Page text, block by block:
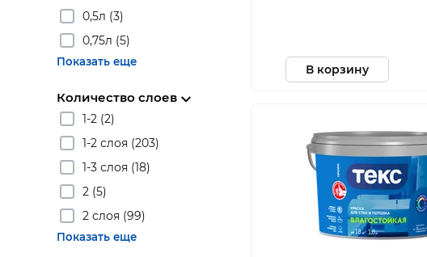
0,5л (3)
0,75л (5)
Показать еще
Количество слоев
1-2 (2)
1-2 слоя (203)
1-3 слоя (18)
2 (5)
2 слоя (99)
Показать еще
В корзину